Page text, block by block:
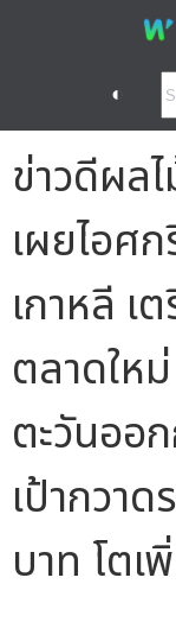
◐
ข่าวดีผล
เผยไอศ
เกาหลี เ
ตลาดให
ตะวันออ
เป้ากวา
บาท โตเ